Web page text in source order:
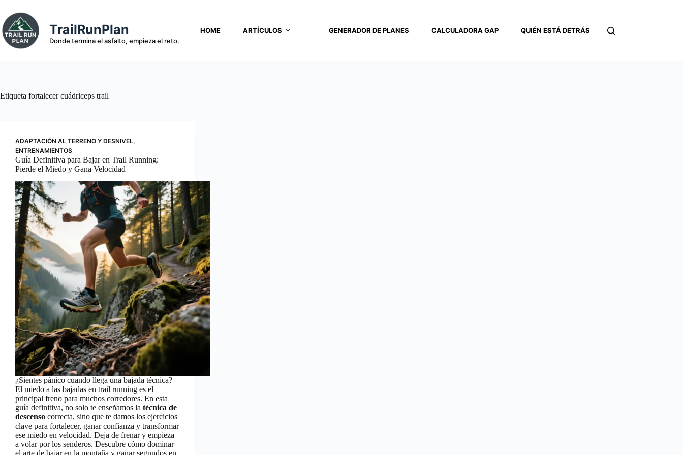
contenido
TrailRunPlan
Donde termina el asfalto, empieza el reto.
HOME ARTÍCULOS GENERADOR DE PLANES CALCULADORA GAP QUIÉN ESTÁ DETRÁS CONTACTO
Etiqueta fortalecer cuádriceps trail
ADAPTACIÓN AL TERRENO Y DESNIVEL,
ENTRENAMIENTOS
Guía Definitiva para Bajar en Trail Running:
Pierde el Miedo y Gana Velocidad
¿Sientes pánico cuando llega una bajada técnica?
El miedo a las bajadas en trail running es el
principal freno para muchos corredores. En esta
guía definitiva, no solo te enseñamos la técnica de
descenso correcta, sino que te damos los ejercicios
clave para fortalecer, ganar confianza y transformar
ese miedo en velocidad. Deja de frenar y empieza
a volar por los senderos. Descubre cómo dominar
el arte de bajar en la montaña y ganar segundos en